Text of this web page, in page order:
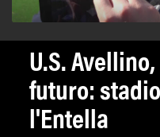
U.S.
futuro:
l'Entella